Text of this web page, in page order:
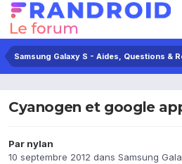
Samsung Galaxy S - Aides, Questions &
Cyanogen et google
Par nylan
10 septembre 2012 dans Samsung